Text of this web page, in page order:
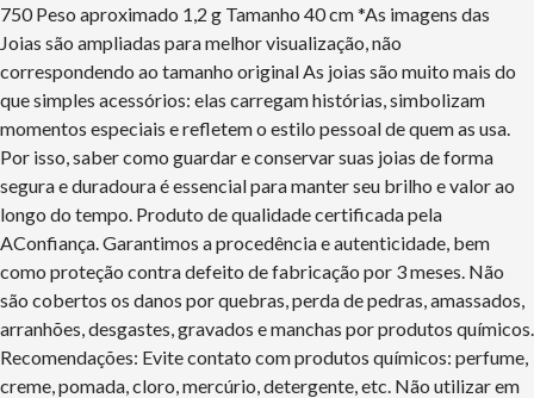
750 Peso aproximado 1,2 g Tamanho 40 cm *As imagens das
Joias são ampliadas para melhor visualização, não
correspondendo ao tamanho original As joias são muito mais do
que simples acessórios: elas carregam histórias, simbolizam
momentos especiais e refletem o estilo pessoal de quem as usa.
Por isso, saber como guardar e conservar suas joias de forma
segura e duradoura é essencial para manter seu brilho e valor ao
longo do tempo. Produto de qualidade certificada pela
AConfiança. Garantimos a procedência e autenticidade, bem
como proteção contra defeito de fabricação por 3 meses. Não
são cobertos os danos por quebras, perda de pedras, amassados,
arranhões, desgastes, gravados e manchas por produtos químicos.
Recomendações: Evite contato com produtos químicos: perfume,
creme, pomada, cloro, mercúrio, detergente, etc. Não utilizar em